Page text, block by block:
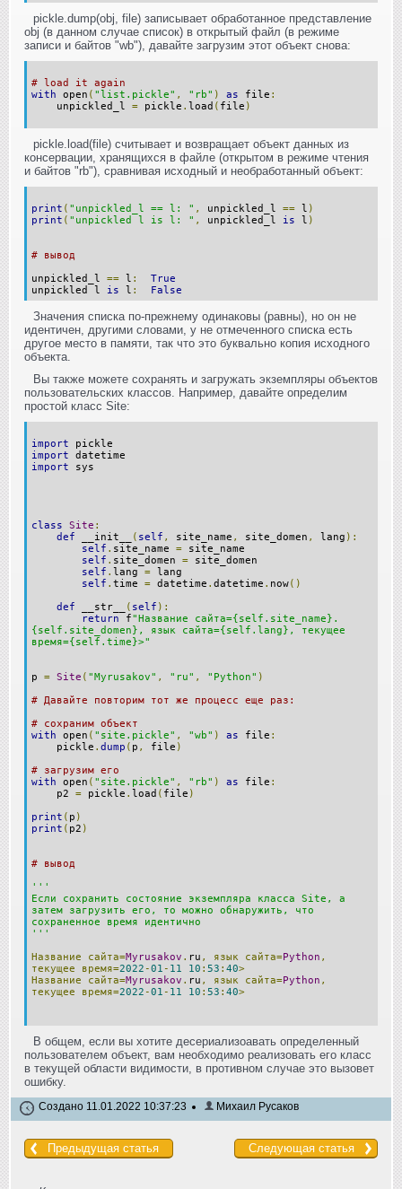
pickle.dump(obj, file) записывает обработанное представление
obj (в данном случае список) в открытый файл (в режиме
записи и байтов "wb"), давайте загрузим этот объект снова:
# load it again
with open ( "list.pickle" , "rb" ) as file :
unpickled_l = pickle . load ( file )
pickle.load(file) считывает и возвращает объект данных из
консервации, хранящихся в файле (открытом в режиме чтения
и байтов "rb"), сравнивая исходный и необработанный объект:
print ( "unpickled_l == l: " , unpickled_l == l )
print ( "unpickled l is l: " , unpickled_l is l )
# вывод
unpickled_l == l :
True
unpickled l is l : False
Значения списка по-прежнему одинаковы (равны), но он не
идентичен, другими словами, у не отмеченного списка есть
другое место в памяти, так что это буквально копия исходного
объекта.
Вы также можете сохранять и загружать экземпляры объектов
пользовательских классов. Например, давайте определим
простой класс Site:
import pickle
import datetime
import sys
class Site :
def __init__ ( self , site_name , site_domen , lang ):
self . site_name = site_name
self . site_domen = site_domen
self . lang = lang
self . time = datetime . datetime . now()
def __str__ ( self ):
return f"Название сайта={self.site_name}.
{self.site_domen}, язык сайта={self.lang}, текущее
время={self.time}>"
p = Site ( "Myrusakov" , "ru" , "Python" )
# Давайте повторим тот же процесс еще раз:
# сохраним объект
with open ( "site.pickle" , "wb" ) as file :
pickle . dump ( p , file )
# загрузим его
with open ( "site.pickle" , "rb" ) as file :
p2 = pickle . load ( file )
print ( p )
print ( p2 )
# вывод
'''
Если сохранить состояние экземпляра класса Site, а
затем загрузить его, то можно обнаружить, что
сохраненное время идентично
'''
Название
сайта=Myrusakov . ru , язык сайта=Python ,
текущее
время=2022 -01 - 11 10 : 53 : 40>
Название
сайта=Myrusakov . ru , язык сайта=Python ,
текущее
время=2022 -01 - 11 10 : 53 : 40>
В общем, если вы хотите десериализоавать определенный
пользователем объект, вам необходимо реализовать его класс
в текущей области видимости, в противном случае это вызовет
ошибку.
Создано 11.01.2022 10:37:23 Михаил Русаков
Предыдущая статья Следующая статья